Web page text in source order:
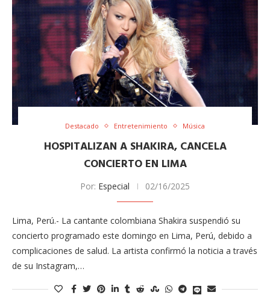
Destacado Entretenimiento Música
HOSPITALIZAN A SHAKIRA, CANCELA
CONCIERTO EN LIMA
Por: Especial 02/16/2025
Lima, Perú.- La cantante colombiana Shakira suspendió su
concierto programado este domingo en Lima, Perú, debido a
complicaciones de salud. La artista confirmó la noticia a través
de su Instagram,…